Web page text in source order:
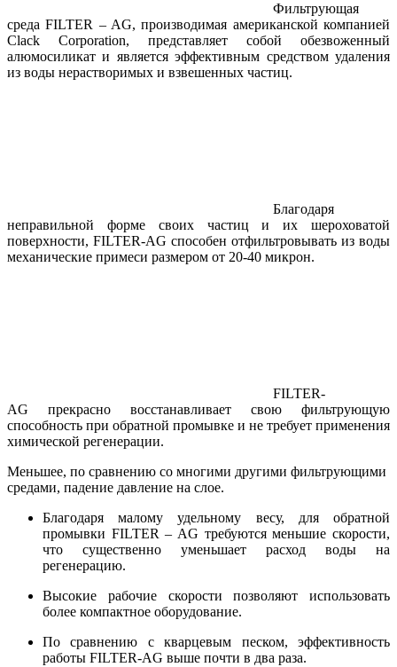
Фильтрующая
среда FILTER – AG, производимая американской компанией
Clack Corporation, представляет собой обезвоженный
алюмосиликат и является эффективным средством удаления
из воды нерастворимых и взвешенных частиц.
Благодаря
неправильной форме своих частиц и их шероховатой
поверхности, FILTER-AG способен отфильтровывать из воды
механические примеси размером от 20-40 микрон.
FILTER-
AG прекрасно восстанавливает свою фильтрующую
способность при обратной промывке и не требует применения
химической регенерации.
Меньшее, по сравнению со многими другими фильтрующими
средами, падение давление на слое.
Благодаря малому удельному весу, для обратной
промывки FILTER – AG требуются меньшие скорости,
что существенно уменьшает расход воды на
регенерацию.
Высокие рабочие скорости позволяют использовать
более компактное оборудование.
По сравнению с кварцевым песком, эффективность
работы FILTER-AG выше почти в два раза.